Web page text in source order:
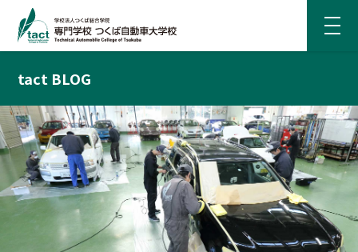
tact BLOG